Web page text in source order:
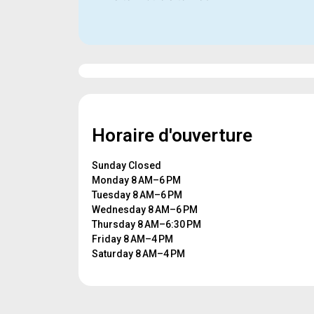
Horaire d'ouverture
Sunday Closed
Monday 8 AM–6 PM
Tuesday 8 AM–6 PM
Wednesday 8 AM–6 PM
Thursday 8 AM–6:30 PM
Friday 8 AM–4 PM
Saturday 8 AM–4 PM